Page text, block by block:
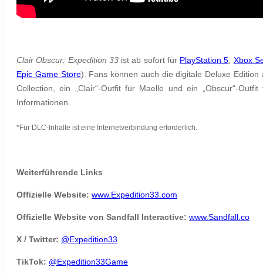
Clair Obscur: Expedition 33ist ab sofort für PlayStation 5 Xbox
Epic Game Store). Fans können auch die digitale Deluxe
Collection, ein „Clair“-Outfit für Maelle und ein „Obscur“-
Informationen.
*Für DLC-Inhalte ist eine Internetverbindung erforderlich.
Weiterführende Links
Offizielle Website: www.Expedition33.com
Offizielle Website von Sandfall Interactive: www.Sandfall.co
X / Twitter: @Expedition33
TikTok: @Expedition33Game